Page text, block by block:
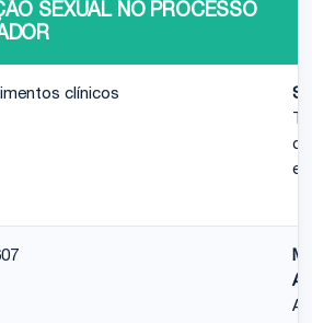
SEXUAL NO PROCESSO
clínicos